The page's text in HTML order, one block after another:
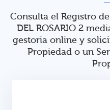
Consulta el Registro
DEL ROSARIO 2
gestoria online y
Propiedad o un